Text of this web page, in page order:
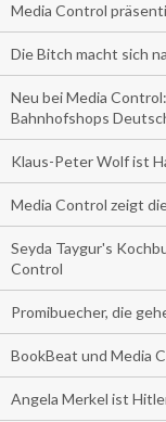
Media Control
Die Bitch macht sich
Neu bei Media
Bahnhofshops
Klaus-Peter Wolf ist
Media Control zeigt
Seyda Taygur's
Control
Promibuecher, die
BookBeat und Media
Angela Merkel ist